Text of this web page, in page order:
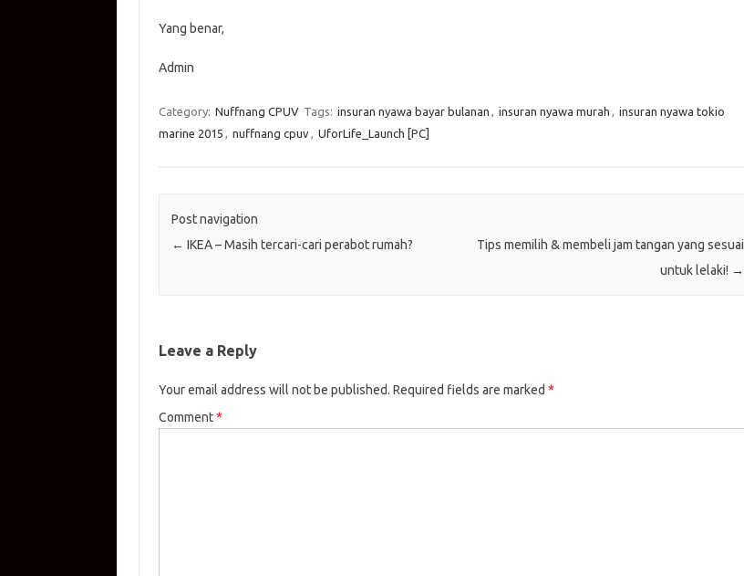
Yang benar,
Admin
Category: Nuffnang CPUV Tags: insuran nyawa bayar bulanan , insuran nyawa murah , insuran nyawa tokio
marine 2015 , nuffnang cpuv, UforLife_Launch [PC]
Post navigation
← IKEA – Masih tercari-cari perabot rumah?
Tips memilih & membeli jam tangan yang sesuai
untuk lelaki! →
Leave a Reply
Your email address will not be published. Required fields are marked *
Comment*